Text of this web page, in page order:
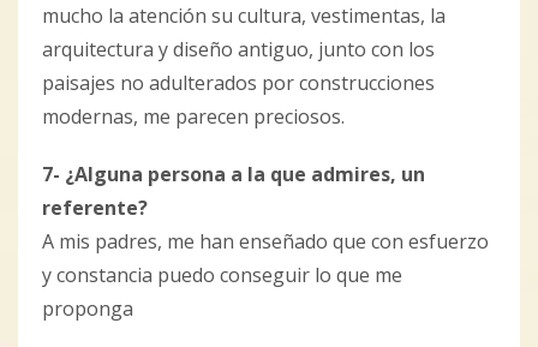
mucho la atención su cultura, vestimentas, la
arquitectura y diseño antiguo, junto con los
paisajes no adulterados por construcciones
modernas, me parecen preciosos.
7- ¿Alguna persona a la que admires, un
referente?
A mis padres, me han enseñado que con esfuerzo
y constancia puedo conseguir lo que me
proponga